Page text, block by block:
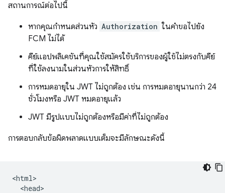
สถานการณ์ต่อไปนี้
หากคุณกำหนดส่วนหัว Authorization ในคำขอไปยัง
FCM ไม่ได้
คีย์แอปพลิเคชันที่คุณใช้สมัครใช้บริการของผู้ใช้ไม่ตรงกับคีย์
ที่ใช้ลงนามในส่วนหัวการให้สิทธิ์
การหมดอายุใน JWT ไม่ถูกต้อง เช่น การหมดอายุนานกว่า 24
ชั่วโมงหรือ JWT หมดอายุแล้ว
JWT มีรูปแบบไม่ถูกต้องหรือมีค่าที่ไม่ถูกต้อง
การตอบกลับข้อผิดพลาดแบบเต็มจะมีลักษณะดังนี้
<html>
  <head>